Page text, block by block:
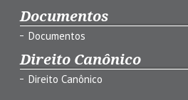
Documentos
Documentos
Direito Canônico
Direito Canônico